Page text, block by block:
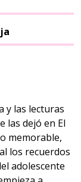
y las lecturas
las dejó en El
memorable,
los recuerdos
adolescente